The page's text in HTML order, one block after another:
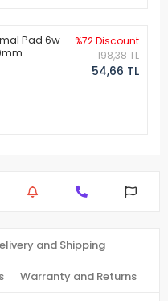
Pad 6w
%72 Discount
198,38 TL
54,66 TL
and Shipping
Warranty and Returns